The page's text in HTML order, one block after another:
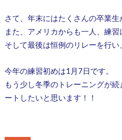
さて、年末にはたくさんの卒業生
また、アメリカからも一人、練
そして最後は恒例のリレーを行
今年の練習初めは1月7日です。
もう少し冬季のトレーニングが
ートしたいと思います！！